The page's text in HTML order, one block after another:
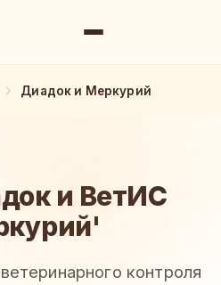
Диадок и Меркурий
и ВетИС
контроля